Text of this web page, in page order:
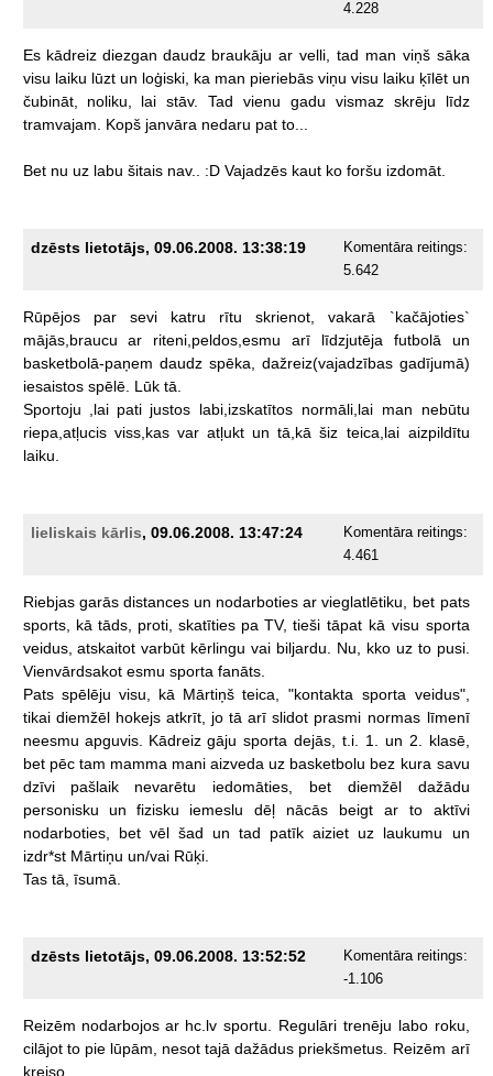
4.228
Es kādreiz diezgan daudz braukāju ar velli, tad man viņš sāka
visu laiku lūzt un loģiski, ka man pieriebās viņu visu laiku ķīlēt un
čubināt,
noliku, lai stāv. Tad vienu gadu vismaz skrēju
līdz
tramvajam.
Kopš janvāra nedaru pat to...
Bet nu uz labu šitais nav.. :D Vajadzēs kaut ko foršu izdomāt.
dzēsts lietotājs, 09.06.2008. 13:38:19
Komentāra reitings:
5.642
Rūpējos par sevi katru rītu skrienot, vakarā
`kačājoties`
mājās,braucu
ar riteni,peldos,esmu arī līdzjutēja futbolā
un
basketbolā-paņem daudz spēka, dažreiz(vajadzības gadījumā)
iesaistos spēlē. Lūk tā.
Sportoju
,lai pati justos labi,izskatītos normāli,lai man
nebūtu
riepa,atļucis viss,kas var atļukt un tā,kā šiz teica,lai aizpildītu
laiku.
lieliskais kārlis, 09.06.2008. 13:47:24
Komentāra reitings:
4.461
Riebjas garās distances un nodarboties ar vieglatlētiku, bet pats
sports,
kā tāds, proti, skatīties pa TV, tieši tāpat kā visu sporta
veidus, atskaitot varbūt kērlingu vai biljardu. Nu, kko uz to pusi.
Vienvārdsakot esmu sporta fanāts.
Pats spēlēju visu, kā Mārtiņš teica, "kontakta sporta veidus",
tikai diemžēl hokejs atkrīt, jo tā arī slidot prasmi normas līmenī
neesmu apguvis. Kādreiz gāju sporta dejās, t.i. 1. un 2.
klasē,
bet pēc tam mamma mani aizveda uz basketbolu bez kura savu
dzīvi
pašlaik nevarētu iedomāties, bet diemžēl
dažādu
personisku
un fizisku iemeslu dēļ nācās beigt ar to
aktīvi
nodarboties,
bet vēl šad un tad patīk aiziet uz laukumu
un
izdr*st Mārtiņu un/vai Rūķi.
Tas tā, īsumā.
dzēsts lietotājs, 09.06.2008. 13:52:52
Komentāra reitings:
-1.106
Reizēm nodarbojos ar hc.lv sportu. Regulāri trenēju labo roku,
cilājot to pie lūpām, nesot tajā dažādus priekšmetus. Reizēm arī
kreiso.